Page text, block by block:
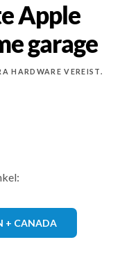
Apple
garage
HARDWARE VEREIST.
+ CANADA